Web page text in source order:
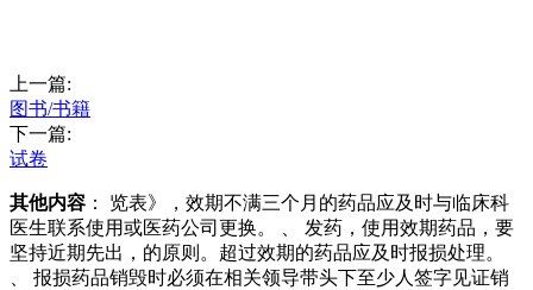
上一篇:
图书/书籍
下一篇:
试卷
其他内容 ： 览表》，效期不满三个月的药品应及时与临床科
医生联系使用或医药公司更换。 、 发药，使用效期药品，要
坚持近期先出，的原则。超过效期的药品应及时报损处理。
、 报损药品销毁时必须在相关领导带头下至少人签字见证销